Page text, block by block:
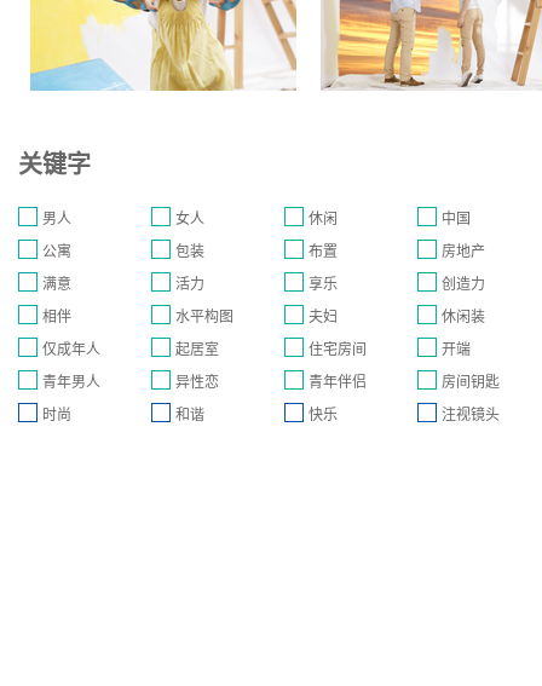
关键字
男人 女人 休闲
中国
公寓
包装 布置
房地产
满意
活力 享乐
创造力
相伴
水平构图 夫妇
休闲装
仅成年人
起居室 住宅房间
开端
青年男人
异性恋 青年伴侣
房间钥匙
时尚
和谐 快乐 注视镜头